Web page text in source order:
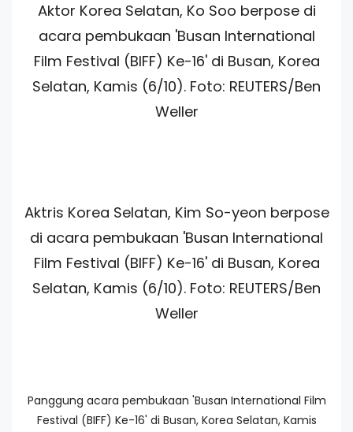
Aktor Korea Selatan, Ko Soo berpose di
acara pembukaan 'Busan International
Film Festival (BIFF) Ke-16' di Busan, Korea
Selatan, Kamis (6/10). Foto: REUTERS/Ben
Weller
Aktris Korea Selatan, Kim So-yeon berpose
di acara pembukaan 'Busan International
Film Festival (BIFF) Ke-16' di Busan, Korea
Selatan, Kamis (6/10). Foto: REUTERS/Ben
Weller
Panggung acara pembukaan 'Busan International Film
Festival (BIFF) Ke-16' di Busan, Korea Selatan, Kamis